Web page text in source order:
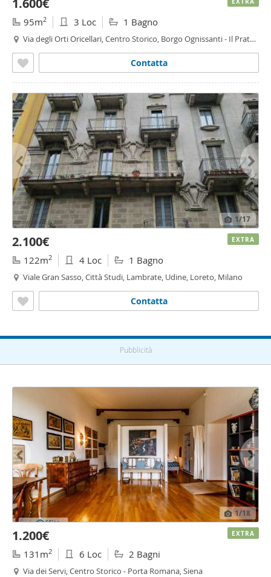
1.600€
95m2 3 Loc 1 Bagno
Via degli Orti Oricellari, Centro Storico, Borgo Ognissanti - Il Prato,
Contatta
1/17
2.100€
122m2 4 Loc 1 Bagno
Viale Gran Sasso, Città Studi, Lambrate, Udine, Loreto, Milano
Contatta
EXTRA
Pubblicità
1/18
1.200€
131m2 6 Loc 2 Bagni
Via dei Servi, Centro Storico - Porta Romana, Siena
EXTRA